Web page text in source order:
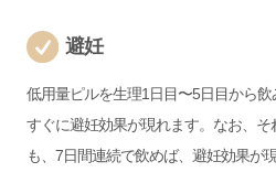
避妊
低用量ピルを生理1日目〜5日目から
すぐに避妊効果が現れます。なお、
も、7日間連続で飲めば、避妊効果が